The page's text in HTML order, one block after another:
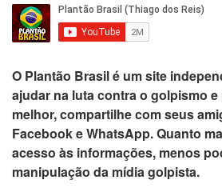
O Plantão Brasilé um site
ajudar na luta contra o golpismo
melhor,compartilhe com seus
Facebook e WhatsApp. Quanto
acesso às informações, menos
manipulação da mídia golpista.